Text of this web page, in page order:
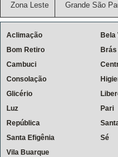
Zona Leste Grande São
Aclimação
Bela
Bom Retiro
Brás
Cambuci
Consolação
Glicério
Luz
Pari
República
Santa Efigênia
Sé
Vila Buarque